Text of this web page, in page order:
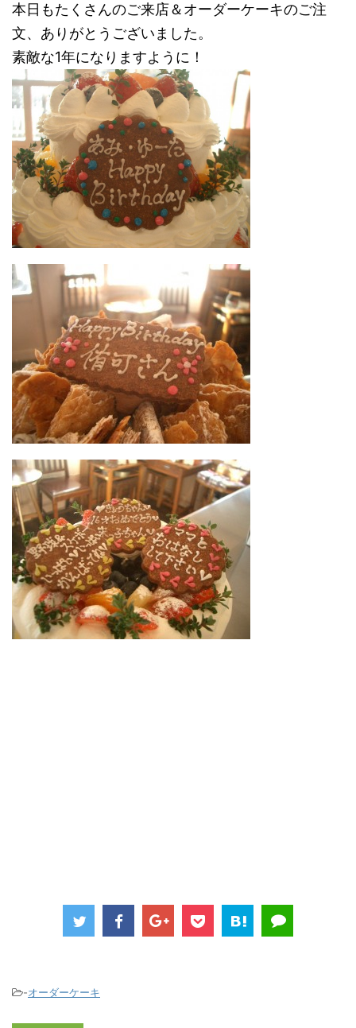
本日もたくさんのご来店＆オーダーケーキのご注
文、ありがとうございました。
素敵な1年になりますように！
-オーダーケーキ